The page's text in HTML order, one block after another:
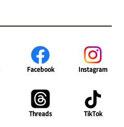
Facebook Instagram
Threads TikTok